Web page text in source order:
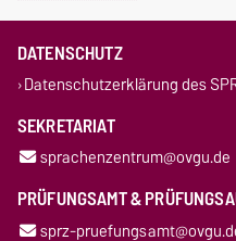
DATENSCHUTZ
Datenschutzerklärung des
SEKRETARIAT
sprachenzentrum@ovgu.de
PRÜFUNGSAMT &
sprz-